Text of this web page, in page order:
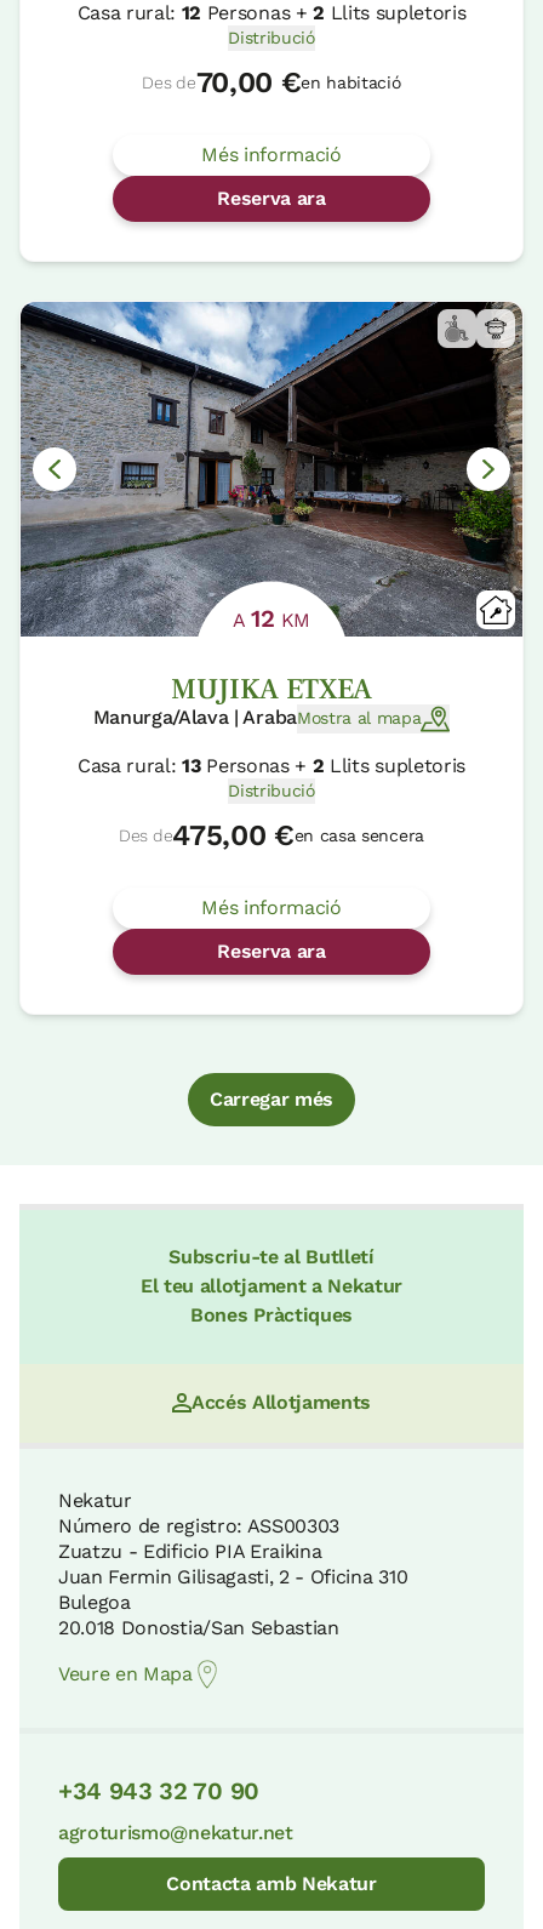
Casa rural: 12 Personas +2 Llits supletoris
Distribució
Des de70,00 €en habitació
Més informació
Reserva ara
A12 KM
MUJIKA ETXEA
Manurga/Alava | ArabaMostra al mapa
Casa rural:13Personas + 2 Llits supletoris
Distribució
Des de475,00 €en casa sencera
Més informació
Reserva ara
Carregar més
Subscriu-te al Butlletí
El teu allotjament a Nekatur
Bones Pràctiques
Accés Allotjaments
Nekatur
Número de registro: ASS00303
Zuatzu - Edificio PIA Eraikina
Juan Fermin Gilisagasti, 2 - Oficina 310
Bulegoa
20.018 Donostia/San Sebastian
Veure en Mapa
+34 943 32 70 90
agroturismo@nekatur.net
Contacta amb Nekatur